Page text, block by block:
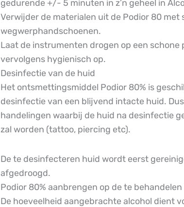
gedurende +/- 5 minuten in z’n geheel in
Verwijder de materialen uit de Podior 80 met
wegwerphandschoenen.
Laat de instrumenten drogen op een schone
vervolgens hygienisch op.
Desinfectie van de huid
Het ontsmettingsmiddel Podior 80% is
desinfectie van een blijvend intacte huid.
handelingen waarbij de huid na desinfectie
zal worden (tattoo, piercing etc).
De te desinfecteren huid wordt eerst
afgedroogd.
Podior 80% aanbrengen op de te
De hoeveelheid aangebrachte alcohol dient